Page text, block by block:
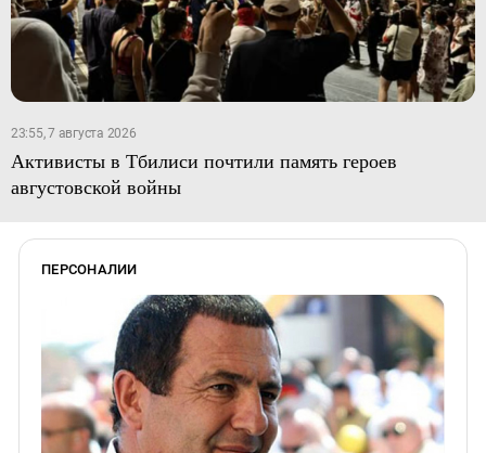
23:55, 7 августа 2026
Активисты в Тбилиси почтили память героев
августовской войны
ПЕРСОНАЛИИ